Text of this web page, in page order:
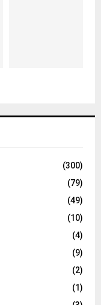
(300)
(79)
(49)
(10)
(4)
(9)
(2)
(1)